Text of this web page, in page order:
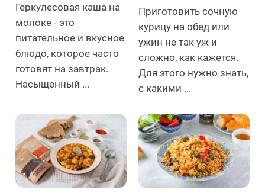
Геркулесовая каша на
молоке - это
питательное и вкусное
блюдо, которое часто
готовят на завтрак.
Насыщенный ...
Приготовить сочную
курицу на обед или
ужин не так уж и
сложно, как кажется.
Для этого нужно знать,
с какими ...